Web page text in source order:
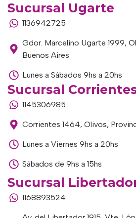
Sucursal Ugarte
1136942725
Gdor. Marcelino Ugarte 1999,
Buenos Aires
Lunes a Sábados 9hs a 20hs
Sucursal
1145306985
Corrientes 1464, Olivos,
Lunes a Viernes 9hs a 20hs
Sábados de 9hs a 15hs
Sucursal
1168893524